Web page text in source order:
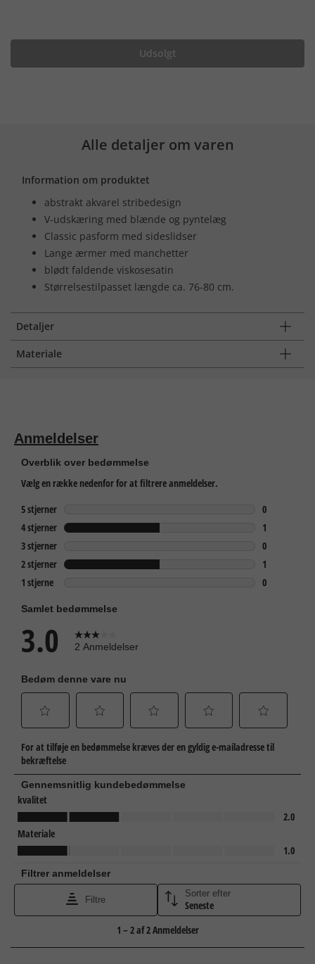
Udsolgt
Alle detaljer om varen
Information om produktet
abstrakt akvarel stribedesign
V-udskæring med blænde og pyntelæg
Classic pasform med sideslidser
Lange ærmer med manchetter
blødt faldende viskosesatin
Størrelsestilpasset længde ca. 76-80 cm.
Detaljer
Materiale